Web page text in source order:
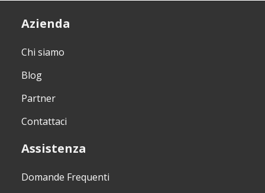
Azienda
Chi siamo
Blog
Partner
Contattaci
Assistenza
Domande Frequenti